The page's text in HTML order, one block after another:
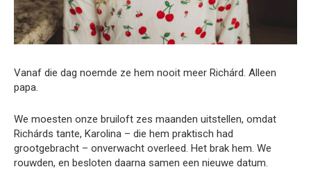
Vanaf die dag noemde ze hem nooit meer Richárd. Alleen
papa.
We moesten onze bruiloft zes maanden uitstellen, omdat
Richárds tante, Karolina – die hem praktisch had
grootgebracht – onverwacht overleed. Het brak hem. We
rouwden, en besloten daarna samen een nieuwe datum.